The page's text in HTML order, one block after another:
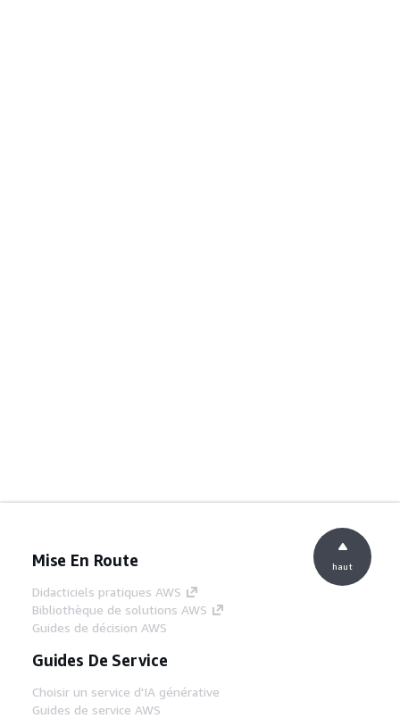
Mise En Route
Didacticiels pratiques AWS
Bibliothèque de solutions AWS
Guides de décision AWS
Guides De Service
Choisir un service d'IA générative
Guides de service AWS
haut